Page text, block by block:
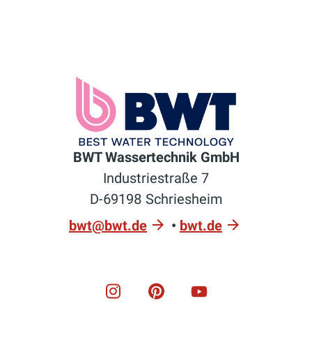
BWT Wassertechnik GmbH
Industriestraße 7
D-69198 Schriesheim
bwt@bwt.de
• bwt.de